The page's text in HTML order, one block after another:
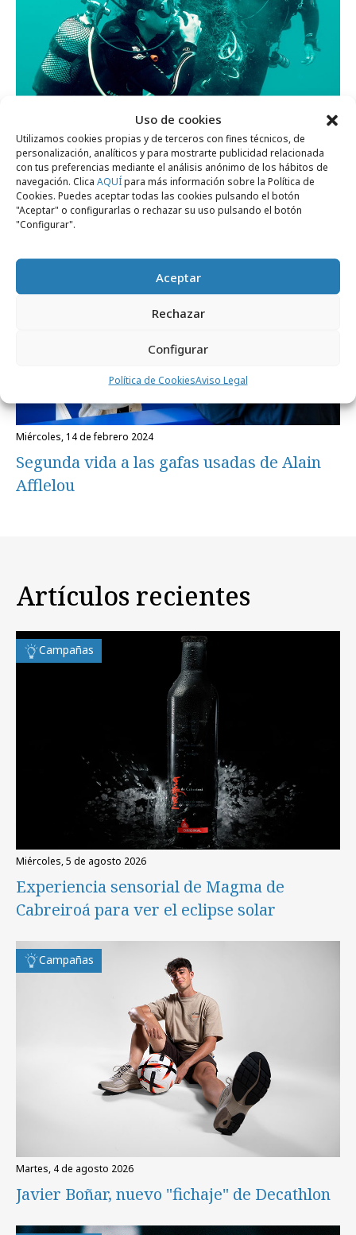
Uso de cookies
Utilizamos cookies propias y de terceros con fines técnicos, de
personalización, analíticos y para mostrarte publicidad relacionada
con tus preferencias mediante el análisis anónimo de los hábitos de
navegación. Clica AQUÍpara más información sobre la Política de
Cookies. Puedes aceptar todas las cookies pulsando el botón
"Aceptar" o configurarlas o rechazar su uso pulsando el botón
"Configurar".
Aceptar
Rechazar
Configurar
Política de CookiesAviso Legal
miércoles, 4 de septiembre 2024
Alain Afflelou retira 11.000 kg de plástico
de mares y puertos
miércoles, 14 de febrero 2024
Segunda vida a las gafas usadas de Alain
Afflelou
Artículos recientes
Campañas
miércoles, 5 de agosto 2026
Experiencia sensorial de Magma de
Cabreiroá para ver el eclipse solar
Campañas
martes, 4 de agosto 2026
Javier Boñar, nuevo "fichaje" de Decathlon